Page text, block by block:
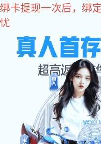
焦点娱乐
焦点娱乐